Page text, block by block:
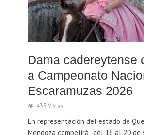
Dama cadereytense
a Campeonato
Escaramuzas 2026
433 Vistas
En representación del estado de
Mendoza competirá -del 16 al 20 de